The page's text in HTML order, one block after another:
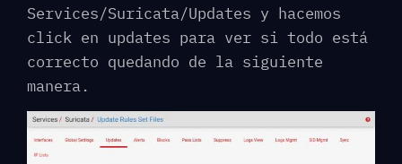
Services/Suricata/Updates y hacemos
click en updates para ver si todo está
correcto quedando de la siguiente
manera.